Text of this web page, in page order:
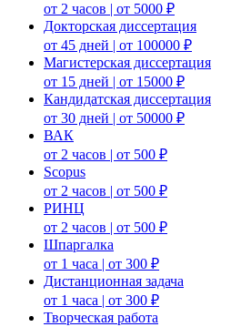
от 2 часов | от 5000 ₽
Докторская диссертация
от 45 дней | от 100000 ₽
Магистерская диссертация
от 15 дней | от 15000 ₽
Кандидатская диссертация
от 30 дней | от 50000 ₽
ВАК
от 2 часов | от 500 ₽
Scopus
от 2 часов | от 500 ₽
РИНЦ
от 2 часов | от 500 ₽
Шпаргалка
от 1 часа | от 300 ₽
Дистанционная задача
от 1 часа | от 300 ₽
Творческая работа